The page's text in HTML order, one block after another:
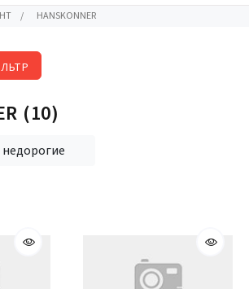
/ HANSKONNER
(10)